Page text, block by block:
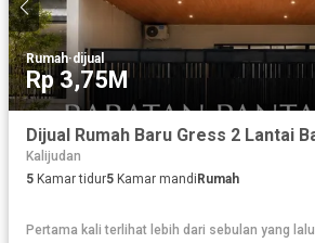
Rumah·dijual
Rp 3,75M
Kalijudan
5 Kamar tidur5 Kamar mandi Rumah
Pertama kali terlihat lebih dari sebulan yang lalu